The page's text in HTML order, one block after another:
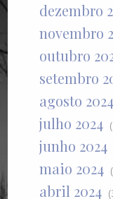
dezembro
novembro
outubro
setembro
agosto 2024
julho 2024
junho 2024
maio 2024
abril 2024